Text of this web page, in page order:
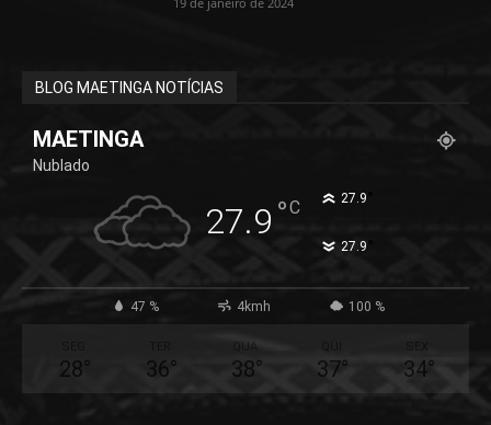
BLOG MAETINGA NOTÍCIAS
MAETINGA
Nublado
27.9 °C 27.9
27.9
47 % 4kmh 100 %
28° 36°
QUA
38° 37° 34°